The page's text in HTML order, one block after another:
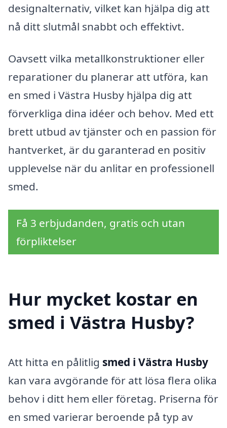
designalternativ, vilket kan hjälpa dig att
nå ditt slutmål snabbt och effektivt.
Oavsett vilka metallkonstruktioner eller
reparationer du planerar att utföra, kan
en smed i Västra Husby hjälpa dig att
förverkliga dina idéer och behov. Med ett
brett utbud av tjänster och en passion för
hantverket, är du garanterad en positiv
upplevelse när du anlitar en professionell
smed.
Få 3 erbjudanden, gratis och utan
förpliktelser
Hur mycket kostar en
smed i Västra Husby?
Att hitta en pålitlig smed i Västra Husby
kan vara avgörande för att lösa flera olika
behov i ditt hem eller företag. Priserna för
en smed varierar beroende på typ av